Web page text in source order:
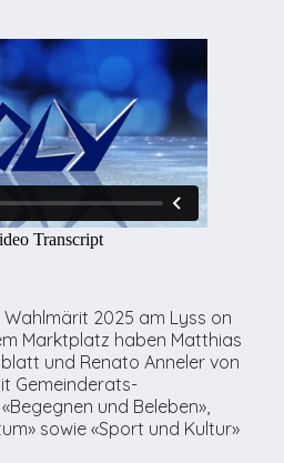
Wahlmärit 2025 am Lyss on
Marktplatz haben Matthias
und Renato Anneler von
Gemeinderats-
und Beleben»,
sowie «Sport und Kultur»